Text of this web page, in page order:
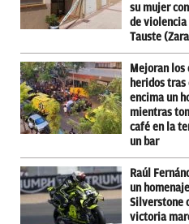
su mujer
de violencia
Tauste
Mejoran los
heridos tras
encima un
mientras
café en la
un bar
Raúl
un
Silverstone
victoria